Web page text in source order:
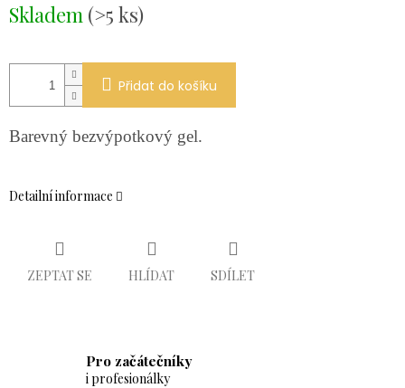
cena:
Skladem (>5 ks)
Přidat do košíku
Barevný bezvýpotkový gel.
Detailní informace
ZEPTAT SE HLÍDAT SDÍLET
Pro začátečníky
i profesionálky